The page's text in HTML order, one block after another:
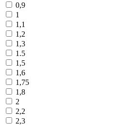
0,9
1
1,1
1,2
1,3
1.5
1,5
1,6
1,75
1,8
2
2,2
2,3